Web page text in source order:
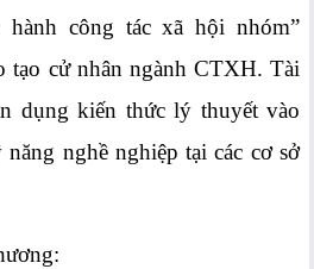
hành công tác xã hội nhóm”
tạo cử nhân ngành CTXH. Tài
dụng kiến thức lý thuyết vào
nghề nghiệp tại các cơ sở